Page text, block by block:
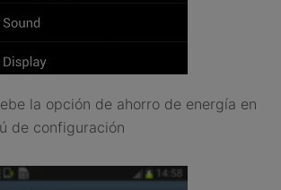
la opción de ahorro de energía en
de configuración